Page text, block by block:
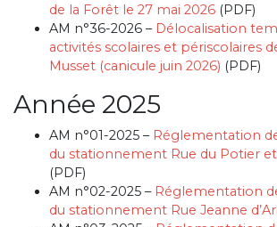
de la Forêt le 27 mai 2026 (PDF)
AM n°36-2026 – Délocalisation
activités scolaires et périscolaires
Musset (canicule juin 2026) (PDF)
Année 2025
AM n°01-2025 – Réglementation
du stationnement Rue du Potier
(PDF)
AM n°02-2025 – Réglementation
du stationnement Rue Jeanne